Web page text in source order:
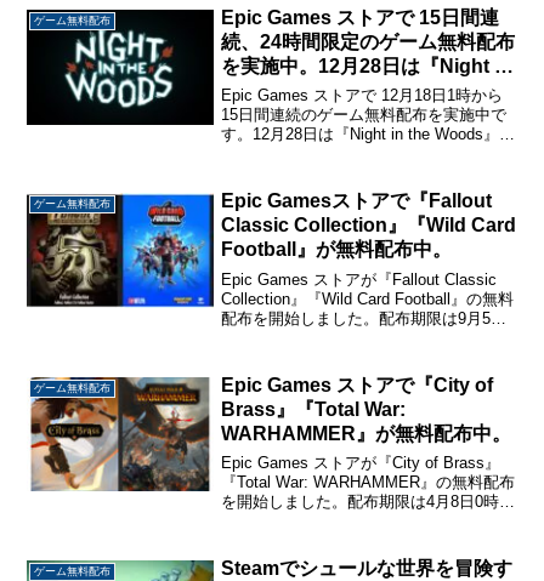
ゲーム無料配布
Epic Games ストアで 15日間連
続、24時間限定のゲーム無料配布
を実施中。12月28日は『Night in
the Woods』を配布。
Epic Games ストアで 12月18日1時から
15日間連続のゲーム無料配布を実施中で
す。12月28日は『Night in the Woods』を
ゲーム無料配布
Epic Gamesストアで『Fallout
Classic Collection』『Wild Card
Football』が無料配布中。
Epic Games ストアが『Fallout Classic
Collection』『Wild Card Football』の無料
配布を開始しました。配布期限は9月5日
ゲーム無料配布
Epic Games ストアで『City of
Brass』『Total War:
WARHAMMER』が無料配布中。
Epic Games ストアが『City of Brass』
『Total War: WARHAMMER』の無料配布
を開始しました。配布期限は4月8日0時ま
ゲーム無料配布
Steamでシュールな世界を冒険す